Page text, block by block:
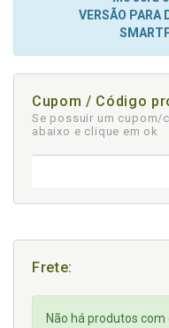
VERSÃO PARA
Cupom / Código
Se possuir um
abaixo e clique em ok
Frete:
Não há produtos